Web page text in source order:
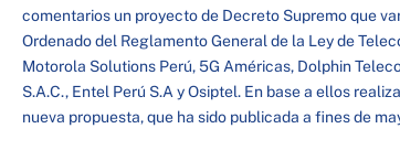
comentarios un proyecto de Decreto Supremo que
Ordenado del Reglamento General de la Ley de
Motorola Solutions Perú, 5G Américas, Dolphin
S.A.C., Entel Perú S.A y Osiptel. En base a ellos
nueva propuesta, que ha sido publicada a fines de